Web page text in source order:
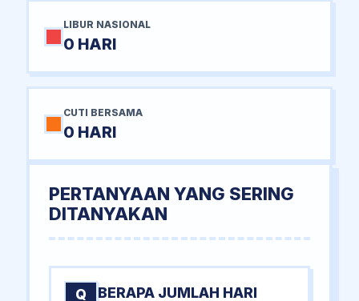
LIBUR NASIONAL
0 HARI
CUTI BERSAMA
0 HARI
PERTANYAAN YANG SERING
DITANYAKAN
Q
BERAPA JUMLAH HARI